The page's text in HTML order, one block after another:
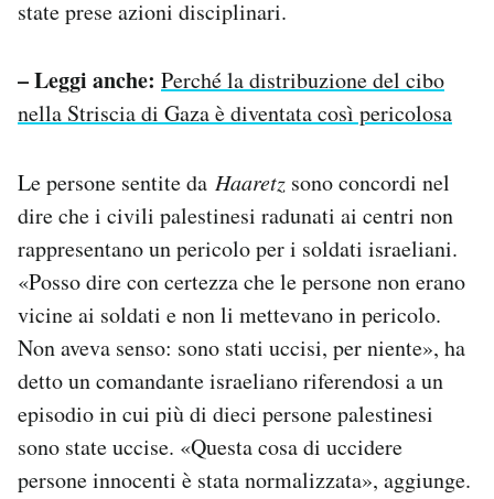
state prese azioni disciplinari.
– Leggi anche: Perché la distribuzione del cibo
nella Striscia di Gaza è diventata così pericolosa
Le persone sentite da Haaretz sono concordi nel
dire che i civili palestinesi radunati ai centri non
rappresentano un pericolo per i soldati israeliani.
«Posso dire con certezza che le persone non erano
vicine ai soldati e non li mettevano in pericolo.
Non aveva senso: sono stati uccisi, per niente», ha
detto un comandante israeliano riferendosi a un
episodio in cui più di dieci persone palestinesi
sono state uccise. «Questa cosa di uccidere
persone innocenti è stata normalizzata», aggiunge.